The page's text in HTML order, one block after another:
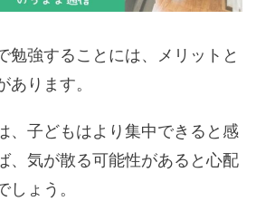
勉強することには、メリットと
ります。
、子どもはより集中できると感
、気が散る可能性があると心配
ょう。